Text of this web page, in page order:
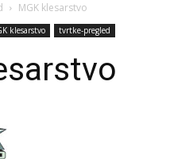
MGK klesarstvo
klesarstvo tvrtke-pregled